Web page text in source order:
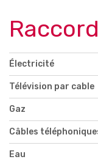
Électricité
Télévision par cable
Gaz
Câbles
Eau